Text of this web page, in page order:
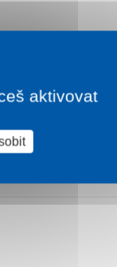
aktivovat